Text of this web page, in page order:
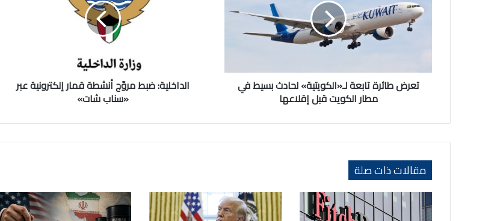
لـ«الكويتية»
لحادث
الكويت
تعرض طائرة تابعة لـ«الكويتية» لحادث بسيط في
مطار الكويت قبل إقلاعها
الداخلية: ضبط مروّج أنشطة قمار إلكترونية عبر
«سناب شات»
مقالات ذات صلة